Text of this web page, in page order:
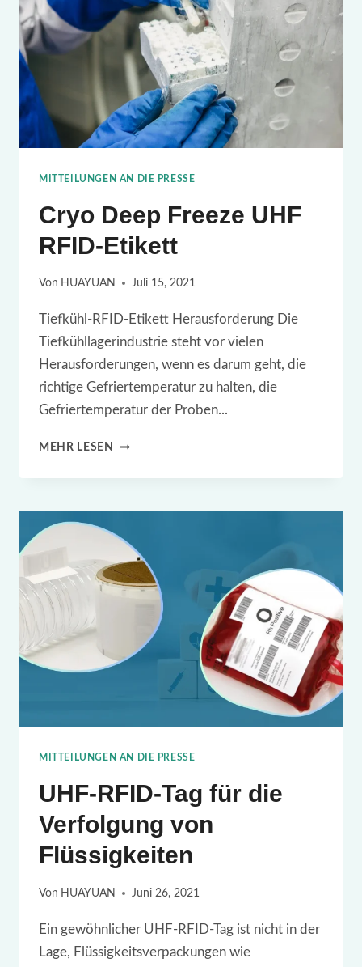
DIE
VERFOLGUNG
DER
BLUTKETTE
MITTEILUNGEN AN DIE PRESSE
Cryo Deep Freeze UHF
RFID-Etikett
Von HUAYUAN Juli 15, 2021
Tiefkühl-RFID-Etikett Herausforderung Die
Tiefkühllagerindustrie steht vor vielen
Herausforderungen, wenn es darum geht, die
richtige Gefriertemperatur zu halten, die
Gefriertemperatur der Proben...
MEHR LESEN
CRYO
UHF
RFID-
ETIKETT
MITTEILUNGEN AN DIE PRESSE
UHF-RFID-Tag für die
Verfolgung von
Flüssigkeiten
Von HUAYUAN Juni 26, 2021
Ein gewöhnlicher UHF-RFID-Tag ist nicht in der
Lage, Flüssigkeitsverpackungen wie